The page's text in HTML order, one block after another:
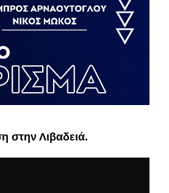
στην Λιβαδειά.